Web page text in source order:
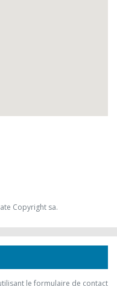
Copyright sa.
le formulaire de contact